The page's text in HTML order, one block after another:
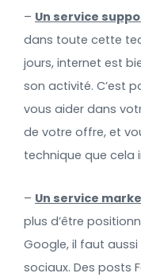
– Un service
dans toute cette
jours, internet est
son activité. C’est
vous aider dans
de votre offre, et
technique que cela
– Un service
plus d’être
Google, il faut aussi
sociaux. Des posts